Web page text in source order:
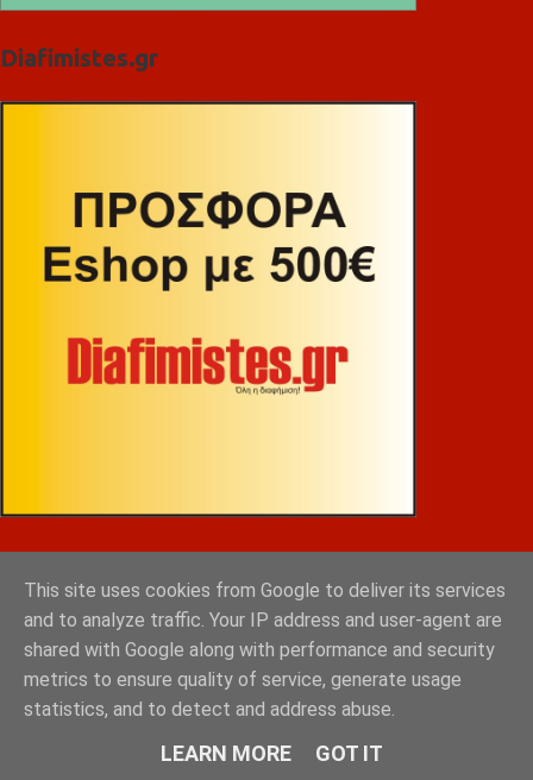
Diafimistes.gr
This site uses cookies from Google to deliver its services
and to analyze traffic. Your IP address and user-agent are
shared with Google along with performance and security
metrics to ensure quality of service, generate usage
statistics, and to detect and address abuse.
LEARN MORE GOT IT